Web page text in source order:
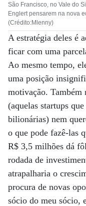
São Francisco, no Vale do
Englert pensarem na nova
(Crédito:Mlenny)
A estratégia deles é
ficar com uma
Ao mesmo tempo,
uma posição
motivação. Também
(aquelas startups
bilionárias) nem
o que pode fazê-las
R$ 3,5 milhões dá
rodada de
atrapalharia o
procura de novas
sócio do meu sócio,